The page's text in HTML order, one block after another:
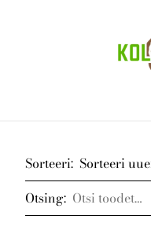
Sorteeri:
Otsing: